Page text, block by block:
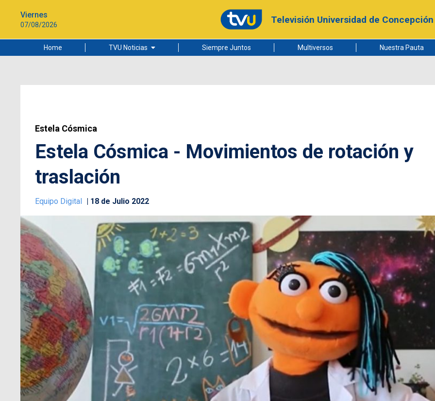
Viernes
07/08/2026 Televisión Universidad de Concepción
Home TVU Noticias
Ciudad
Siempre Juntos Multiversos Nuestra Pauta
Estela Cósmica
Estela Cósmica - Movimientos de rotación y
traslación
Equipo Digital 18 de Julio 2022